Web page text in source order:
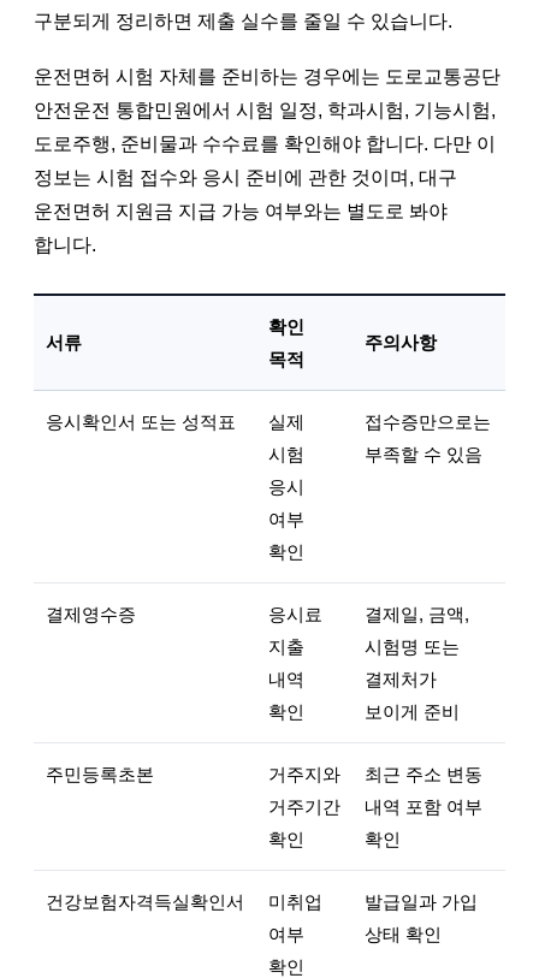
구분되게 정리하면 제출 실수를 줄일 수 있습니다.
운전면허 시험 자체를 준비하는 경우에는 도로교통공단
안전운전 통합민원에서 시험 일정, 학과시험, 기능시험,
도로주행, 준비물과 수수료를 확인해야 합니다. 다만 이
정보는 시험 접수와 응시 준비에 관한 것이며, 대구
운전면허 지원금 지급 가능 여부와는 별도로 봐야
합니다.
서류
확인
목적
주의사항
응시확인서 또는 성적표
실제
시험
응시
여부
확인
접수증만으로는
부족할 수 있음
결제영수증
응시료
지출
내역
확인
결제일, 금액,
시험명 또는
결제처가
보이게 준비
주민등록초본
거주지와
거주기간
확인
최근 주소 변동
내역 포함 여부
확인
건강보험자격득실확인서
미취업
여부
확인
발급일과 가입
상태 확인